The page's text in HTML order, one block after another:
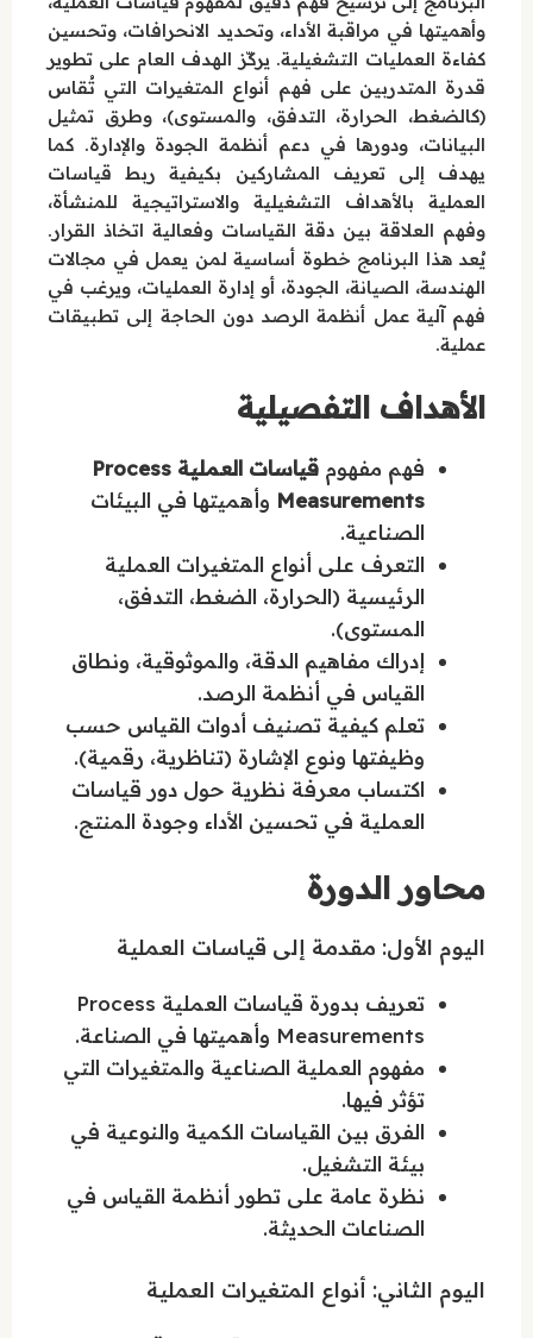
وأهميتها في مراقبة الأداء، وتحديد الانحرافات، وتحسين
كفاءة العمليات التشغيلية. يركّز الهدف العام على تطوير
قدرة المتدربين على فهم أنواع المتغيرات التي تُقاس
(كالضغط، الحرارة، التدفق، والمستوى)، وطرق تمثيل
البيانات، ودورها في دعم أنظمة الجودة والإدارة. كما
يهدف إلى تعريف المشاركين بكيفية ربط قياسات
العملية بالأهداف التشغيلية والاستراتيجية للمنشأة،
وفهم العلاقة بين دقة القياسات وفعالية اتخاذ القرار.
يُعد هذا البرنامج خطوة أساسية لمن يعمل في مجالات
الهندسة، الصيانة، الجودة، أو إدارة العمليات، ويرغب في
فهم آلية عمل أنظمة الرصد دون الحاجة إلى تطبيقات
عملية.
الأهداف التفصيلية
فهم مفهوم
قياسات العملية Process
Measurements وأهميتها في البيئات
الصناعية.
التعرف على أنواع المتغيرات العملية
الرئيسية (الحرارة، الضغط، التدفق،
المستوى).
إدراك مفاهيم الدقة، والموثوقية، ونطاق
القياس في أنظمة الرصد.
تعلم كيفية تصنيف أدوات القياس حسب
وظيفتها ونوع الإشارة (تناظرية، رقمية).
اكتساب معرفة نظرية حول دور قياسات
العملية في تحسين الأداء وجودة المنتج.
محاور الدورة
اليوم الأول: مقدمة إلى قياسات العملية
تعريف بدورة قياسات العملية Process
Measurements وأهميتها في الصناعة.
مفهوم العملية الصناعية والمتغيرات التي
تؤثر فيها.
الفرق بين القياسات الكمية والنوعية في
بيئة التشغيل.
نظرة عامة على تطور أنظمة القياس في
الصناعات الحديثة.
اليوم الثاني: أنواع المتغيرات العملية